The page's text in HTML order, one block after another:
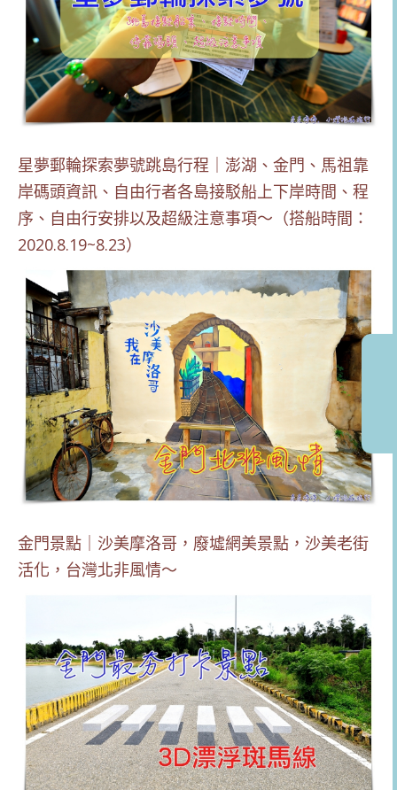
星夢郵輪探索夢號跳島行程｜澎湖、金門、馬祖靠
岸碼頭資訊、自由行者各島接駁船上下岸時間、程
序、自由行安排以及超級注意事項～（搭船時間：
2020.8.19~8.23）
金門景點｜沙美摩洛哥，廢墟網美景點，沙美老街
活化，台灣北非風情～